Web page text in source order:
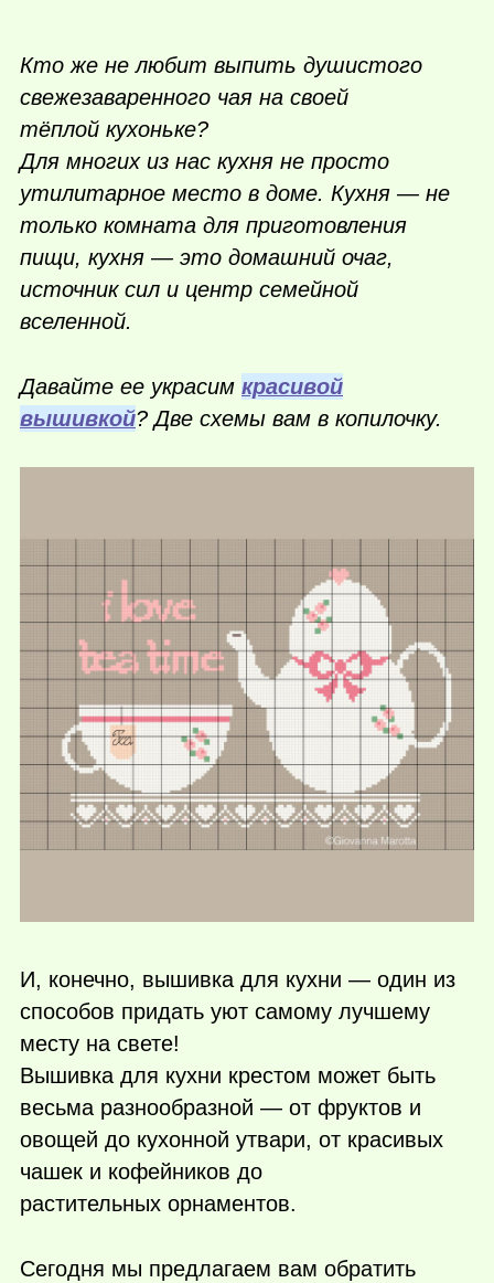
Кто же не любит выпить душистого
свежезаваренного чая на своей
тёплой кухоньке?
Для многих из нас кухня не просто
утилитарное место в доме. Кухня — не
только комната для приготовления
пищи, кухня — это домашний очаг,
источник сил и центр семейной
вселенной.
Давайте ее украсим красивой
вышивкой? Две схемы вам в копилочку.
И, конечно, вышивка для кухни — один из
способов придать уют самому лучшему
месту на свете!
Вышивка для кухни крестом может быть
весьма разнообразной — от фруктов и
овощей до кухонной утвари, от красивых
чашек и кофейников до
растительных орнаментов.
Сегодня мы предлагаем вам обратить